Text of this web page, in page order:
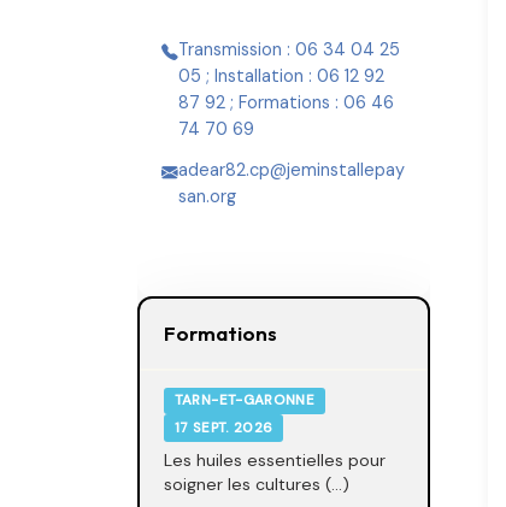
Transmission : 06 34 04 25
05 ; Installation : 06 12 92
87 92 ; Formations : 06 46
74 70 69
adear82.cp@jeminstallepay
san.org
Formations
TARN-ET-GARONNE
17 SEPT. 2026
Les huiles essentielles pour
soigner les cultures (...)